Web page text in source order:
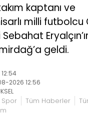
kaptanı ve
milli futbolcu
geldi.
2026 12:56
Spor Tüm Haberler